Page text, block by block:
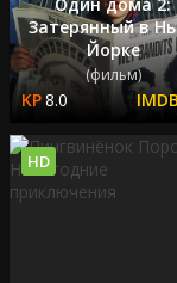
Затерянный в
Йорке
(фильм)
8.0
HD